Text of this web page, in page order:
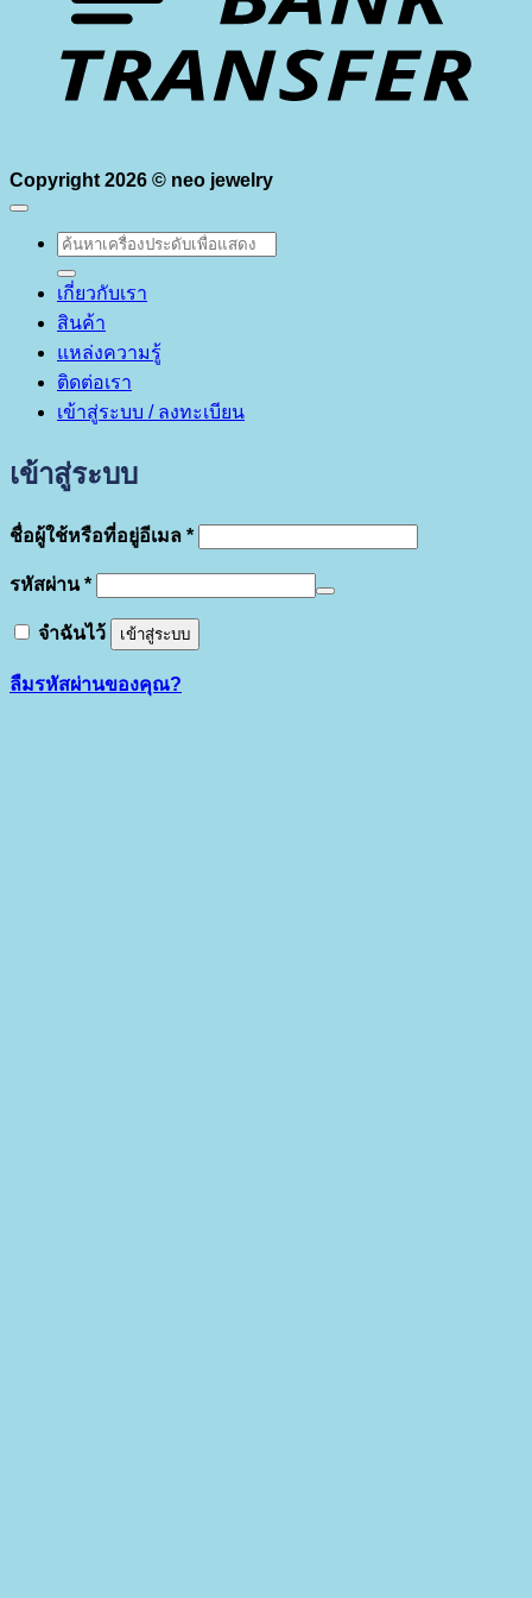
Copyright 2026 © neo jewelry
ค้นหา:
เกี่ยวกับเรา
สินค้า
แหล่งความรู้
ติดต่อเรา
เข้าสู่ระบบ / ลงทะเบียน
เข้าสู่ระบบ
ชื่อผู้ใช้หรือที่อยู่อีเมล *ต้องการ
รหัสผ่าน*ต้องการ
จำฉันไว้ เข้าสู่ระบบ
ลืมรหัสผ่านของคุณ?